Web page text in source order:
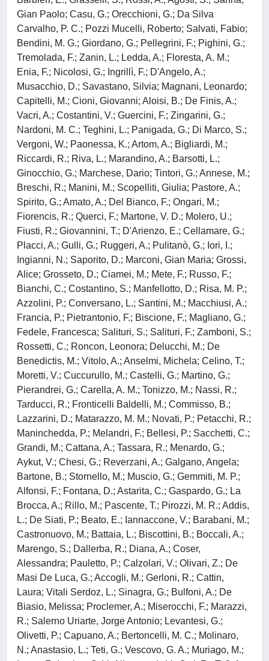
Gian Paolo; Casu, G.; Orecchioni, G.; Da Silva
Carvalho, P. C.; Pozzi Mucelli, Roberto; Salvati, Fabio;
Bendini, M. G.; Giordano, G.; Pellegrini, F.; Pighini, G.;
Tremolada, F.; Zanin, L.; Ledda, A.; Floresta, A. M.;
Enia, F.; Nicolosi, G.; Ingrillì, F.; D'Angelo, A.;
Musacchio, D.; Savastano, Silvia; Magnani, Leonardo;
Capitelli, M.; Cioni, Giovanni; Aloisi, B.; De Finis, A.;
Vacri, A.; Costantini, V.; Guercini, F.; Zingarini, G.;
Nardoni, M. C.; Teghini, L.; Panigada, G.; Di Marco, S.;
Vergoni, W.; Paonessa, K.; Artom, A.; Bigliardi, M.;
Riccardi, R.; Riva, L.; Marandino, A.; Barsotti, L.;
Ginocchio, G.; Marchese, Dario; Tintori, G.; Annese, M.;
Breschi, R.; Manini, M.; Scopelliti, Giulia; Pastore, A.;
Spirito, G.; Amato, A.; Del Bianco, F.; Ongari, M.;
Fiorencis, R.; Querci, F.; Martone, V. D.; Molero, U.;
Fiusti, R.; Giovannini, T.; D'Arienzo, E.; Cellamare, G.;
Placci, A.; Gulli, G.; Ruggeri, A.; Pulitanò, G.; Iori, I.;
Ingianni, N.; Saporito, D.; Marconi, Gian Maria; Grossi,
Alice; Grosseto, D.; Ciamei, M.; Mete, F.; Russo, F.;
Bianchi, C.; Costantino, S.; Manfellotto, D.; Risa, M. P.;
Azzolini, P.; Conversano, L.; Santini, M.; Macchiusi, A.;
Francia, P.; Pietrantonio, F.; Biscione, F.; Magliano, G.;
Fedele, Francesca; Salituri, S.; Salituri, F.; Zamboni, S.;
Rossetti, C.; Roncon, Leonora; Delucchi, M.; De
Benedictis, M.; Vitolo, A.; Anselmi, Michela; Celino, T.;
Moretti, V.; Cuccurullo, M.; Castelli, G.; Martino, G.;
Pierandrei, G.; Carella, A. M.; Tonizzo, M.; Nassi, R.;
Tarducci, R.; Fronticelli Baldelli, M.; Commisso, B.;
Lazzarini, D.; Matarazzo, M. M.; Novati, P.; Petacchi, R.;
Maninchedda, P.; Melandri, F.; Bellesi, P.; Sacchetti, C.;
Grandi, M.; Cattana, A.; Tassara, R.; Menardo, G.;
Aykut, V.; Chesi, G.; Reverzani, A.; Galgano, Angela;
Bartone, B.; Stornello, M.; Muscio, G.; Gemmiti, M. P.;
Alfonsi, F.; Fontana, D.; Astarita, C.; Gaspardo, G.; La
Brocca, A.; Rillo, M.; Pascente, T.; Pirozzi, M. R.; Addis,
L.; De Siati, P.; Beato, E.; Iannaccone, V.; Barabani, M.;
Castronuovo, M.; Battaia, L.; Biscottini, B.; Boccali, A.;
Marengo, S.; Dallerba, R.; Diana, A.; Coser,
Alessandra; Pauletto, P.; Calzolari, V.; Olivari, Z.; De
Masi De Luca, G.; Accogli, M.; Gerloni, R.; Cattin,
Laura; Vitali Serdoz, L.; Sinagra, G.; Bulfoni, A.; De
Biasio, Melissa; Proclemer, A.; Miserocchi, F.; Marazzi,
R.; Salerno Uriarte, Jorge Antonio; Levantesi, G.;
Olivetti, P.; Capuano, A.; Bertoncelli, M. C.; Molinaro,
N.; Anastasio, L.; Teti, G.; Vescovo, G. A.; Muriago, M.;